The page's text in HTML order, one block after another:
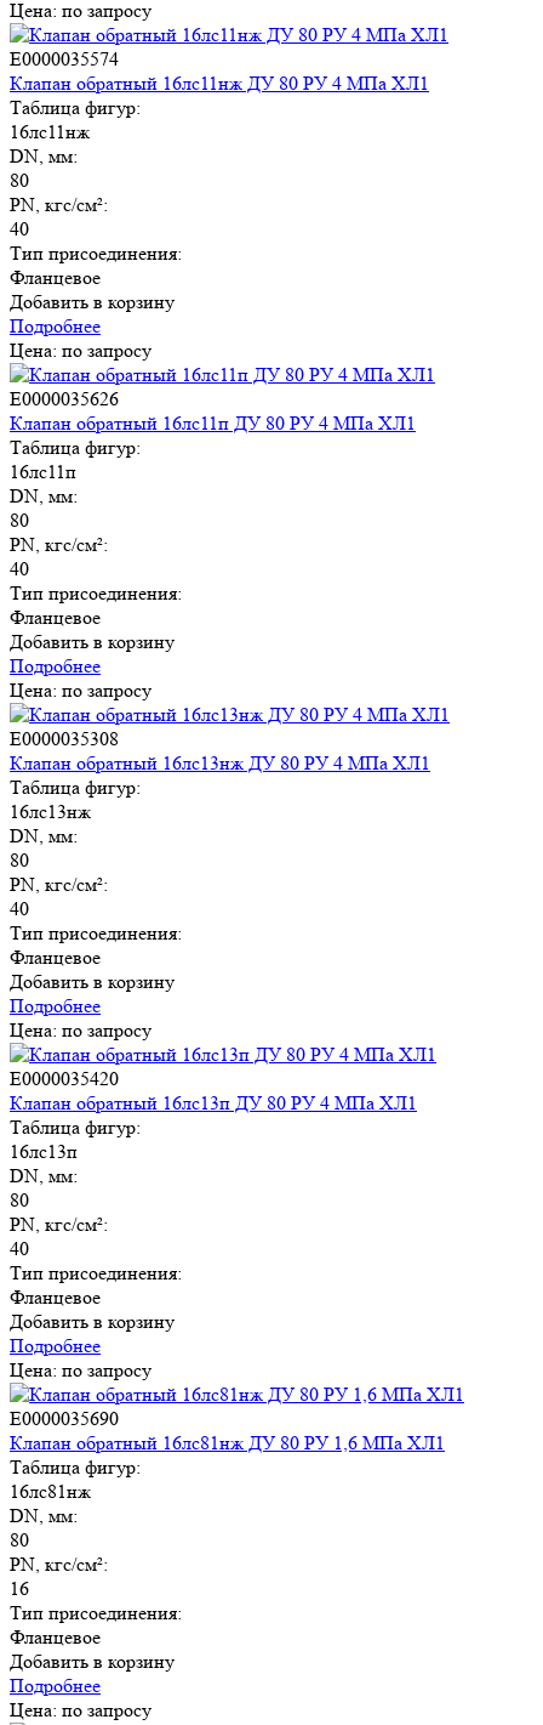
Цена: по запросу
E0000035574
Клапан обратный 16лс11нж ДУ 80 РУ 4 МПа ХЛ1
Таблица фигур:
16лс11нж
DN, мм:
80
PN, кгс/см²:
40
Тип присоединения:
Фланцевое
Добавить в корзину
Подробнее
Цена: по запросу
E0000035626
Клапан обратный 16лс11п ДУ 80 РУ 4 МПа ХЛ1
Таблица фигур:
16лс11п
DN, мм:
80
PN, кгс/см²:
40
Тип присоединения:
Фланцевое
Добавить в корзину
Подробнее
Цена: по запросу
E0000035308
Клапан обратный 16лс13нж ДУ 80 РУ 4 МПа ХЛ1
Таблица фигур:
16лс13нж
DN, мм:
80
PN, кгс/см²:
40
Тип присоединения:
Фланцевое
Добавить в корзину
Подробнее
Цена: по запросу
E0000035420
Клапан обратный 16лс13п ДУ 80 РУ 4 МПа ХЛ1
Таблица фигур:
16лс13п
DN, мм:
80
PN, кгс/см²:
40
Тип присоединения:
Фланцевое
Добавить в корзину
Подробнее
Цена: по запросу
E0000035690
Клапан обратный 16лс81нж ДУ 80 РУ 1,6 МПа ХЛ1
Таблица фигур:
16лс81нж
DN, мм:
80
PN, кгс/см²:
16
Тип присоединения:
Фланцевое
Добавить в корзину
Подробнее
Цена: по запросу